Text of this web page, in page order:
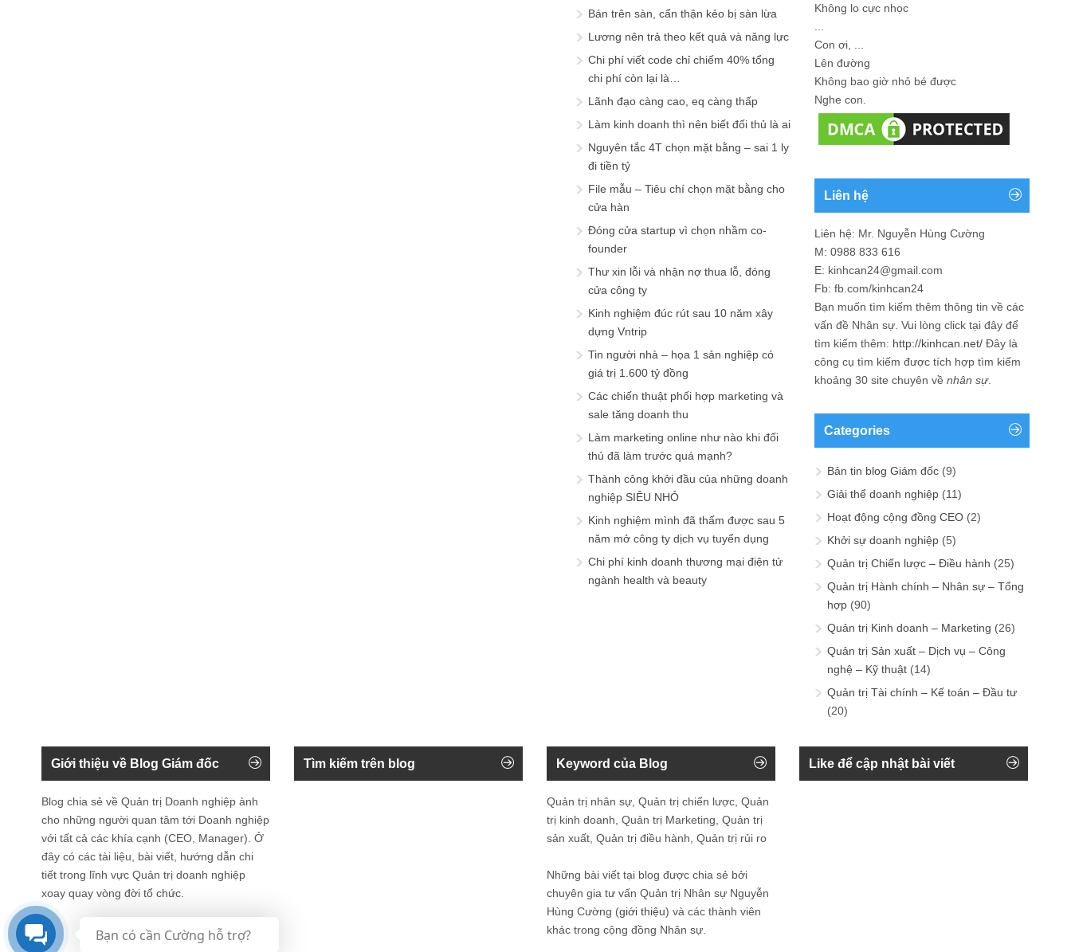
Bán trên sàn, cẩn thận kẻo bị sàn lừa
Lương nên trả theo kết quả và năng lực
Chi phí viết code chỉ chiếm 40% tổng
chi phí còn lại là…
Lãnh đạo càng cao, eq càng thấp
Làm kinh doanh thì nên biết đối thủ là ai
Nguyên tắc 4T chọn mặt bằng – sai 1 ly
đi tiền tỷ
File mẫu – Tiêu chí chọn mặt bằng cho
cửa hàn
Đóng cửa startup vì chọn nhầm co-
founder
Thư xin lỗi và nhận nợ thua lỗ, đóng
cửa công ty
Kinh nghiệm đúc rút sau 10 năm xây
dựng Vntrip
Tin người nhà – họa 1 sản nghiệp có
giá trị 1.600 tỷ đồng
Các chiến thuật phối hợp marketing và
sale tăng doanh thu
Làm marketing online như nào khi đối
thủ đã làm trước quá mạnh?
Thành công khởi đầu của những doanh
nghiệp SIÊU NHỎ
Kinh nghiệm mình đã thấm được sau 5
năm mở công ty dịch vụ tuyển dụng
Chi phí kinh doanh thương mại điện tử
ngành health và beauty
Không lo cực nhọc
Con ơi, ...
Lên đường
Không bao giờ nhỏ bé được
Nghe con.
Liên hệ
Liên hệ: Mr. Nguyễn Hùng Cường
M: 0988 833 616
E: kinhcan24@gmail.com
Fb: fb.com/kinhcan24
Bạn muốn tìm kiếm thêm thông tin về các
vấn đề Nhân sự . Vui lòng click tại đây để
tìm kiếm thêm: http://kinhcan.net/ Đây là
công cụ tìm kiếm được tích hợp tìm kiếm
khoảng 30 site chuyên về nhân sự.
Categories
Bản tin blog Giám đốc (9)
Giải thể doanh nghiệp (11)
Hoạt động cộng đồng CEO (2)
Khởi sự doanh nghiệp (5)
Quản trị Chiến lược – Điều hành (25)
Quản trị Hành chính – Nhân sự – Tổng
hợp (90)
Quản trị Kinh doanh – Marketing (26)
Quản trị Sản xuất – Dịch vụ – Công
nghệ – Kỹ thuật (14)
Quản trị Tài chính – Kế toán – Đầu tư
(20)
Giới thiệu về Blog Giám đốc
Blog chia sẻ về Quản trị Doanh nghiệp ành
cho những người quan tâm tới Doanh nghiệp
với tất cả các khía cạnh (CEO, Manager). Ở
đây có các tài liệu, bài viết, hướng dẫn chi
tiết trong lĩnh vực Quản trị doanh nghiệp
xoay quay vòng đời tổ chức.
Tìm kiếm trên blog Keyword của Blog
Quản trị nhân sự, Quản trị chiến lược, Quản
trị kinh doanh, Quản trị Marketing, Quản trị
sản xuất, Quản trị điều hành, Quản trị rủi ro
Những bài viết tại blog được chia sẻ bởi
chuyên gia tư vấn Quản trị Nhân sự Nguyễn
Hùng Cường (giới thiệu) và các thành viên
khác trong cộng đồng Nhân sự.
Like để cập nhật bài viết
Bạn có cần Cường hỗ trợ?